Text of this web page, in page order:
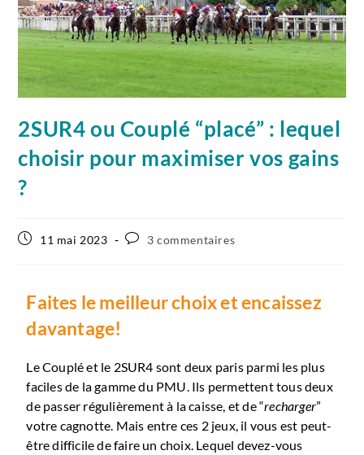
2SUR4 ou Couplé “placé” : lequel
choisir pour maximiser vos gains
?
11 mai 2023 3 commentaires
Faites le meilleur choix et encaissez
davantage!
Le Couplé et le 2SUR4 sont deux paris parmi les plus
faciles de la gamme du PMU. Ils permettent tous deux
de passer régulièrement à la caisse, et de “recharger”
votre cagnotte. Mais entre ces 2 jeux, il vous est peut-
être difficile de faire un choix. Lequel devez-vous